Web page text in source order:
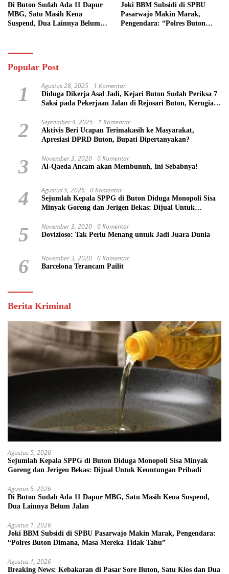
Di Buton Sudah Ada 11 Dapur
MBG, Satu Masih Kena
Suspend, Dua Lainnya Belum
Joki BBM Subsidi di SPBU
Pasarwajo Makin Marak,
Pengendara: “Polres Buton
Popular Post
1 Agustus 28, 2025 1 Komentar
Diduga Dikerja Asal Jadi, Kejari Buton Sudah Periksa 7
Saksi pada Pekerjaan Jalan di Rejosari Buton, Kerugian
2 September 4, 2025 1 Komentar
Aktivis Beri Ucapan Terimakasih ke Masyarakat,
Apresiasi DPRD Buton, Bupati Dipertanyakan?
3 November 3, 2020 0 Komentar
Al-Qaeda Ancam akan Membunuh, Ini Sebabnya!
4 Agustus 5, 2026 0 Komentar
Sejumlah Kepala SPPG di Buton Diduga Monopoli Sisa
Minyak Goreng dan Jerigen Bekas: Dijual Untuk
5 November 3, 2020 0 Komentar
Dovizioso: Tak Perlu Menang untuk Jadi Juara Dunia
6 November 3, 2020 0 Komentar
Barcelona Terancam Pailit
Berita Kriminal
Agustus 5, 2026
Sejumlah Kepala SPPG di Buton Diduga Monopoli Sisa Minyak
Goreng dan Jerigen Bekas: Dijual Untuk Keuntungan Pribadi
Agustus 5, 2026
Di Buton Sudah Ada 11 Dapur MBG, Satu Masih Kena Suspend,
Dua Lainnya Belum Jalan
Agustus 1, 2026
Joki BBM Subsidi di SPBU Pasarwajo Makin Marak, Pengendara:
“Polres Buton Dimana, Masa Mereka Tidak Tahu”
Agustus 1, 2026
Breaking News: Kebakaran di Pasar Sore Buton, Satu Kios dan Dua